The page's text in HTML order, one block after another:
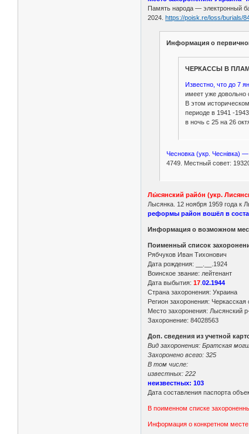
Память народа — электронный
2024.https://poisk.re/loss/burials/
Информация о
ЧЕРКАССЫ В
Известно, что до 7
имеет уже довольно
В этом
периоде в 1941 -
в ночь с 25 на 26
Чесновка (укр. Чеснівка)
4749. Местный совет:
Лы́сянский райо́н (укр.
Лысянка. 12 ноября 1959 года к
реформы район вошёл в
Информация о возможном
Поименный список
Рябчуков Иван Тихонович
Дата рождения: __.__.1924
Воинское звание: лейтенант
Дата выбытия:17 .02.1944
Страна захоронения: Украина
Регион захоронения: Черкасская
Место захоронения: Лысянский
Захоронение: 84028563
Доп. сведения из учетной
Вид захоронения: Братская
Захоронено всего: 325
В том числе:
известных: 222
неизвестных: 103
Дата составления паспорта
В поименном списке
Информация о конкретном